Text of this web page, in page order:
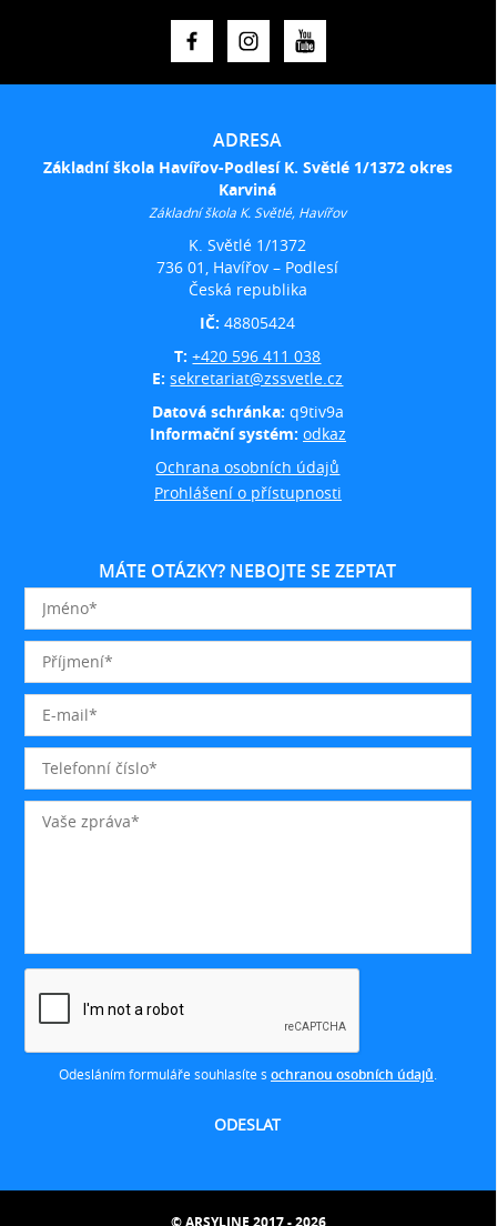
ADRESA
Základní škola Havířov-Podlesí K. Světlé 1/1372 okres
Karviná
Základní škola K. Světlé, Havířov
K. Světlé 1/1372
736 01, Havířov – Podlesí
Česká republika
IČ:48805424
T:+420 596 411 038
E:sekretariat@zssvetle.cz
Datová schránka: q9tiv9a
Informační systém: odkaz
Ochrana osobních údajů
Prohlášení o přístupnosti
MÁTE OTÁZKY? NEBOJTE SE ZEPTAT
Odesláním formuláře souhlasíte s ochranou osobních údajů
© ARSYLINE 2017 - 2026